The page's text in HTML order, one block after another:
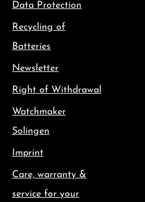
Data Protection
Recycling of
Batteries
Newsletter
Right of Withdrawal
Watchmaker
Solingen
Imprint
Care, warranty &
service for your